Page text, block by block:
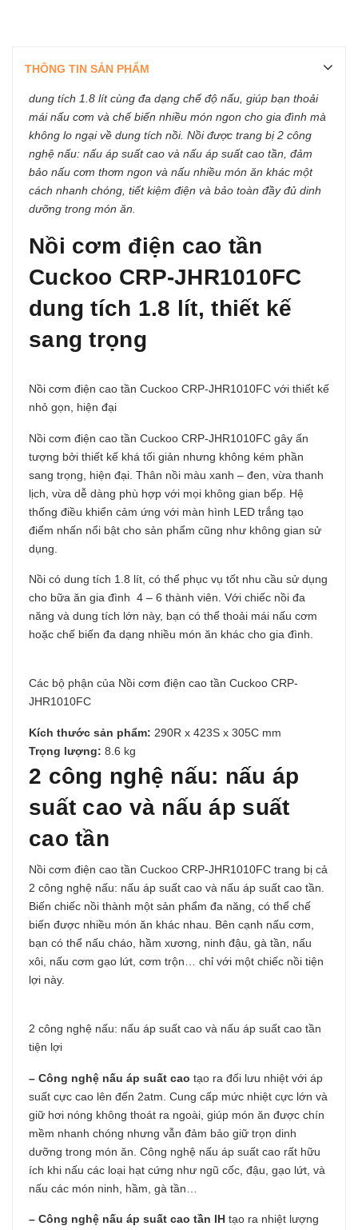
THÔNG TIN SẢN PHẨM
dung tích 1.8 lít cùng đa dạng chế độ nấu, giúp bạn thoải
mái nấu cơm và chế biến nhiều món ngon cho gia đình mà
không lo ngại về dung tích nồi. Nồi được trang bị 2 công
nghệ nấu: nấu áp suất cao và nấu áp suất cao tần, đảm
bảo nấu cơm thơm ngon và nấu nhiều món ăn khác một
cách nhanh chóng, tiết kiệm điện và bảo toàn đầy đủ dinh
dưỡng trong món ăn.
Nồi cơm điện cao tần
Cuckoo CRP-JHR1010FC
dung tích 1.8 lít, thiết kế
sang trọng
Nồi cơm điện cao tần Cuckoo CRP-JHR1010FC với thiết kế
nhỏ gọn, hiện đại
Nồi cơm điện cao tần Cuckoo CRP-JHR1010FC gây ấn
tượng bởi thiết kế khá tối giản nhưng không kém phần
sang trọng, hiện đại. Thân nồi màu xanh – đen, vừa thanh
lịch, vừa dễ dàng phù hợp với mọi không gian bếp. Hệ
thống điều khiển cảm ứng với màn hình LED trắng tạo
điểm nhấn nổi bật cho sản phẩm cũng như không gian sử
dụng.
Nồi có dung tích 1.8 lít, có thể phục vụ tốt nhu cầu sử dụng
cho bữa ăn gia đình 4 – 6 thành viên. Với chiếc nồi đa
năng và dung tích lớn này, bạn có thể thoải mái nấu cơm
hoặc chế biến đa dạng nhiều món ăn khác cho gia đình.
Các bộ phận của Nồi cơm điện cao tần Cuckoo CRP-
JHR1010FC
Kích thước sản phẩm: 290R x 423S x 305C mm
Trọng lượng: 8.6 kg
2 công nghệ nấu: nấu áp
suất cao và nấu áp suất
cao tần
Nồi cơm điện cao tần Cuckoo CRP-JHR1010FC trang bị cả
2 công nghệ nấu: nấu áp suất cao và nấu áp suất cao tần.
Biến chiếc nồi thành một sản phẩm đa năng, có thể chế
biến được nhiều món ăn khác nhau. Bên cạnh nấu cơm,
bạn có thể nấu cháo, hầm xương, ninh đậu, gà tần, nấu
xôi, nấu cơm gạo lứt, cơm trộn… chỉ với một chiếc nồi tiện
lợi này.
2 công nghệ nấu: nấu áp suất cao và nấu áp suất cao tần
tiện lợi
– Công nghệ nấu áp suất cao tạo ra đối lưu nhiệt với áp
suất cực cao lên đến 2atm. Cung cấp mức nhiệt cực lớn và
giữ hơi nóng không thoát ra ngoài, giúp món ăn được chín
mềm nhanh chóng nhưng vẫn đảm bảo giữ trọn dinh
dưỡng trong món ăn. Công nghệ nấu áp suất cao rất hữu
ích khi nấu các loại hạt cứng như ngũ cốc, đậu, gạo lứt, và
nấu các món ninh, hầm, gà tần…
– Công nghệ nấu áp suất cao tần IH tạo ra nhiệt lượng